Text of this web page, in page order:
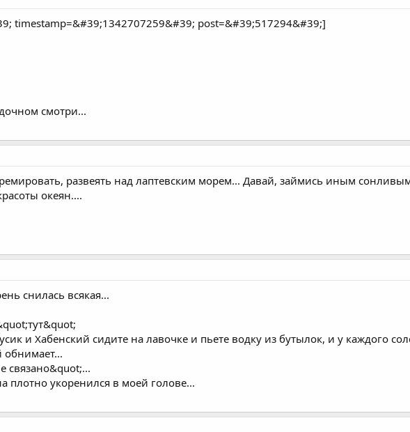
timestamp=&#39;1342707259&#39; post=&#39;517294&#39;]
смотри...
развеять над лаптевским морем... Давай, займись иным
океян....
снилась всякая...
и Хабенский сидите на лавочке и пьете водку из бутылок, и у каждого
связано&quot;...
плотно укоренился в моей голове...